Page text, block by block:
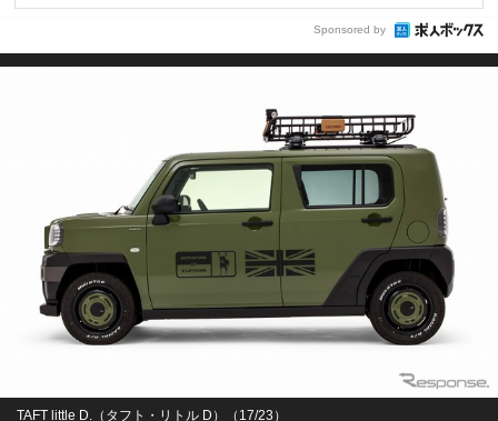
Sponsored by
TAFT little D.（タフト・リトル D）（17/23）